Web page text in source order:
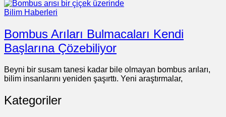
Bilim Haberleri
Bombus Arıları Bulmacaları Kendi
Başlarına Çözebiliyor
Beyni bir susam tanesi kadar bile olmayan bombus arıları,
bilim insanlarını yeniden şaşırttı. Yeni araştırmalar,
Kategoriler